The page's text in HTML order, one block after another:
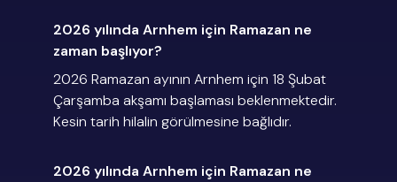
2026 yılında Arnhem için Ramazan ne
zaman başlıyor?
2026 Ramazan ayının Arnhem için 18 Şubat
Çarşamba akşamı başlaması beklenmektedir.
Kesin tarih hilalin görülmesine bağlıdır.
2026 yılında Arnhem için Ramazan ne